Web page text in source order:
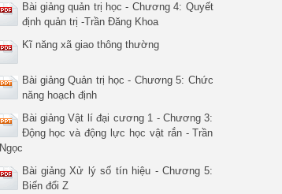
Bài giảng quản trị học - Chương 4: Quyết
định quản trị -Trần Đăng Khoa
Kĩ năng xã giao thông thường
Bài giảng Quản trị học - Chương 5: Chức
năng hoạch định
Bài giảng Vật lí đại cương 1 - Chương 3:
Động học và động lực học vật rắn - Trần
Ngọc
Bài giảng Xử lý số tín hiệu - Chương 5:
Biến đổi Z